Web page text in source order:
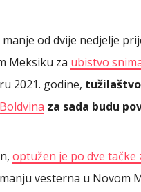
od dvije nedjelje
Meksiku za ubistvo
2021. godine,
za sada budu
optužen je po dve tačke
vesterna u Novom